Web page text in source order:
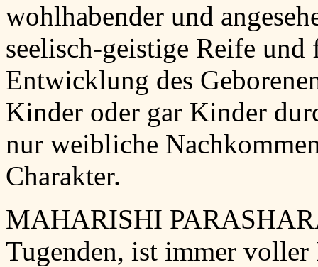
wohlhabender und
seelisch-geistige Reife
Entwicklung des
Kinder oder gar Kinder
nur weibliche
Charakter.
MAHARISHI
Tugenden, ist immer